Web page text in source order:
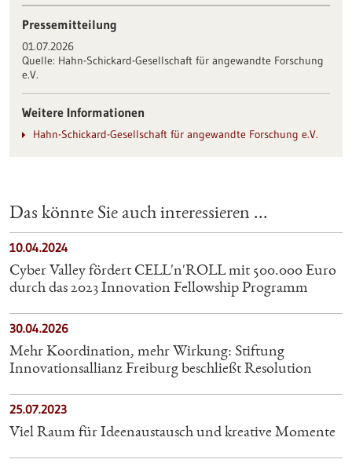
Pressemitteilung
01.07.2026
Quelle: Hahn-Schickard-Gesellschaft für angewandte Forschung
e.V.
Weitere Informationen
Hahn-Schickard-Gesellschaft für angewandte Forschung e.V.
Das könnte Sie auch interessieren ...
10.04.2024
Cyber Valley fördert CELL'n'ROLL mit 500.000 Euro
durch das 2023 Innovation Fellowship Programm
30.04.2026
Mehr Koordination, mehr Wirkung: Stiftung
Innovationsallianz Freiburg beschließt Resolution
25.07.2023
Viel Raum für Ideenaustausch und kreative Momente